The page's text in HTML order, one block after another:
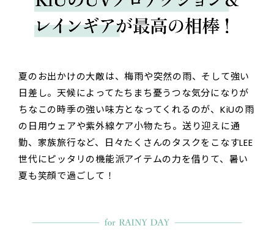
夏のお出かけの大敵は、梅雨や突然の雨、そして強い
日差し。天候によってたちまち憂うつな気分になりが
ちなこの時季の強い味方となってくれるのが、KiUの雨
の日用ウェアや紫外線ケア小物たち。送り迎えに通
勤、家族旅行など、日々たくさんのタスクをこなすLEE
世代にピッタリの機能派アイテムの力を借りて、暑い
夏も笑顔で過ごして！